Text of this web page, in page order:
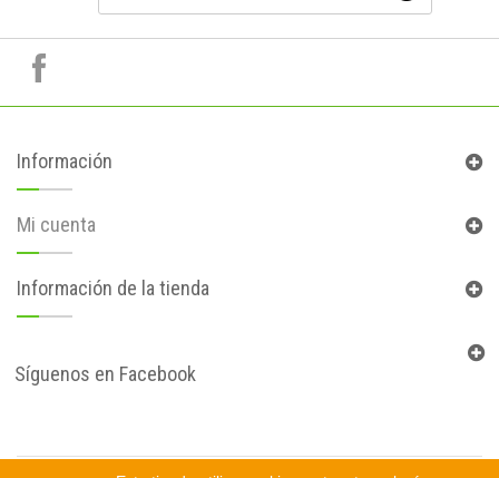
Información
Mi cuenta
Información de la tienda
Síguenos en Facebook